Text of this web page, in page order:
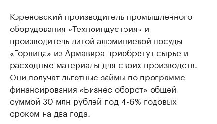
Кореновский производитель промышленного
оборудования «Техноиндустрия» и
производитель литой алюминиевой посуды
«Горница» из Армавира приобретут сырье и
расходные материалы для своих производств.
Они получат льготные займы по программе
финансирования «Бизнес оборот» общей
суммой 30 млн рублей под 4-6% годовых
сроком на два года.